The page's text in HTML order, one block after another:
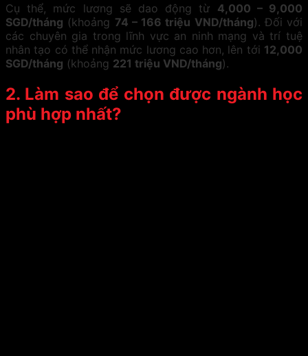
Cụ thể, mức lương sẽ dao động từ 4,000 – 9,000
SGD/tháng (khoảng 74 – 166 triệu VND/tháng). Đối với
các chuyên gia trong lĩnh vực an ninh mạng và trí tuệ
nhân tạo có thể nhận mức lương cao hơn, lên tới 12,000
SGD/tháng (khoảng 221 triệu VND/tháng).
2. Làm sao để chọn được ngành học
phù hợp nhất?